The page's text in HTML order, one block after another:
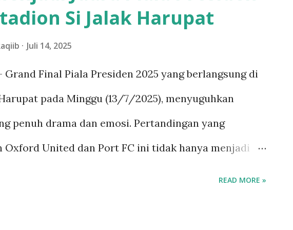
menjadikannya proyek yang unik dan tanpa
"Ini adalah program mencetak dan melukis sejarah
tuturnya. Dalam hal pengelolaan, Budi
Kopdes Merah Putih akan diimplementasikan
bottom-up, meski ide awalnya bersifat top-down.
partisipasi dari masyarakat desa," jelasnya.
Si Jalak Harupat
Juli 14, 2025
Grand Final Piala Presiden 2025 yang berlangsung di
pada Minggu (13/7/2025), menyuguhkan
penuh drama dan emosi. Pertandingan yang
Oxford United dan Port FC ini tidak hanya menjadi
READ MORE »